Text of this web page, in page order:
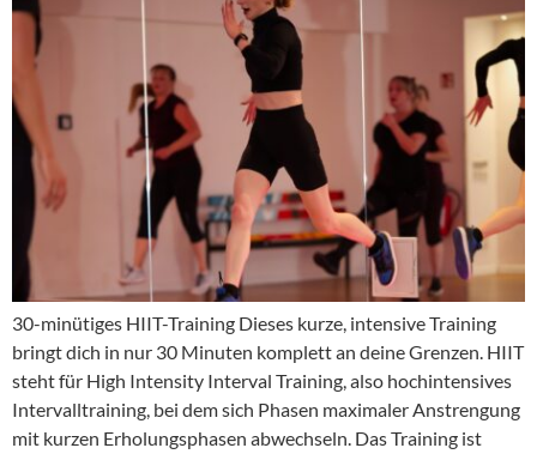
30-minütiges HIIT-Training Dieses kurze, intensive Training
bringt dich in nur 30 Minuten komplett an deine Grenzen. HIIT
steht für High Intensity Interval Training, also hochintensives
Intervalltraining, bei dem sich Phasen maximaler Anstrengung
mit kurzen Erholungsphasen abwechseln. Das Training ist